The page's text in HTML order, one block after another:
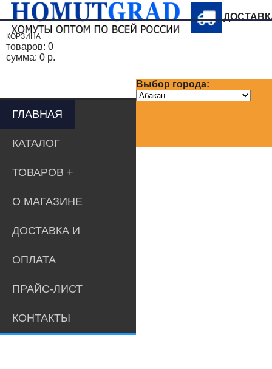
Выбор города:
КОРЗИНА
товаров: 0
сумма: 0 р.
ГЛАВНАЯ
КАТАЛОГ
ТОВАРОВ
О МАГАЗИНЕ
ДОСТАВКА И
ОПЛАТА
ПРАЙС-ЛИСТ
КОНТАКТЫ